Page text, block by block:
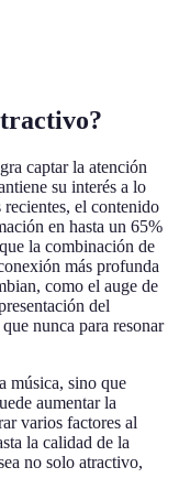
captar la atención
su interés a lo
el contenido
en hasta un 65%
la combinación de
más profunda
como el auge de
del
nunca para resonar
música, sino que
aumentar la
varios factores al
la calidad de la
no solo atractivo,